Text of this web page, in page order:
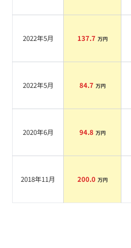
2022年5月 137.7 万円
2022年5月 84.7 万円
2020年6月 94.8 万円
2018年11月 200.0 万円